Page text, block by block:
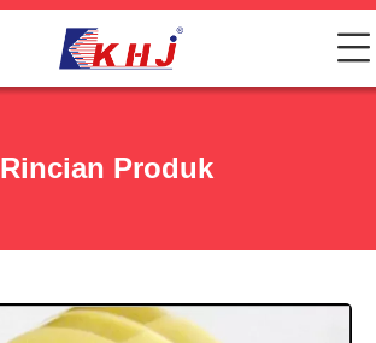
Rincian Produk